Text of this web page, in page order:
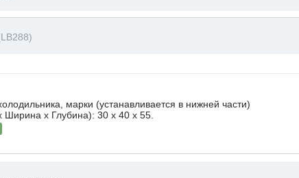
марки (устанавливается в нижней части)
х Глубина): 30 x 40 х 55.